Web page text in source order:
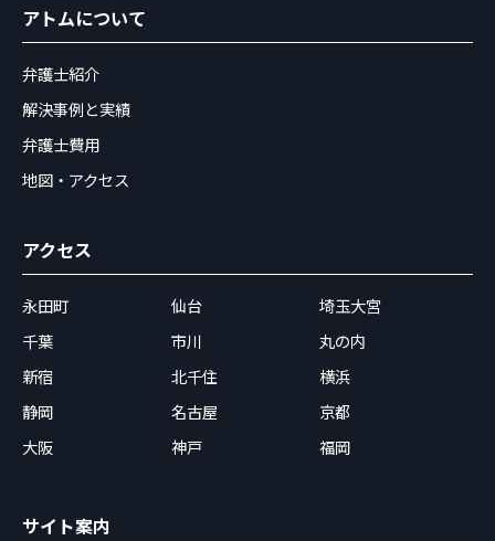
アトムについて
弁護士紹介
解決事例と実績
弁護士費用
地図・アクセス
アクセス
永田町 仙台
埼玉大宮
千葉
市川
丸の内
新宿
北千住
横浜
静岡
名古屋
京都
大阪
神戸 福岡
サイト案内